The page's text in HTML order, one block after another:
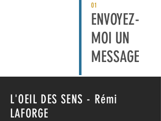
01
ENVOYEZ-
MOI UN
MESSAGE
L'OEIL DES SENS - Rémi
LAFORGE